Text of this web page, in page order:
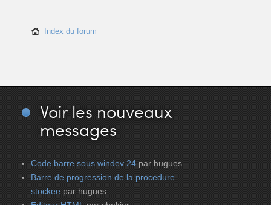
Index du forum
Voir les nouveaux
messages
Code barre sous windev 24 par hugues
Barre de progression de la procedure
stockee par hugues